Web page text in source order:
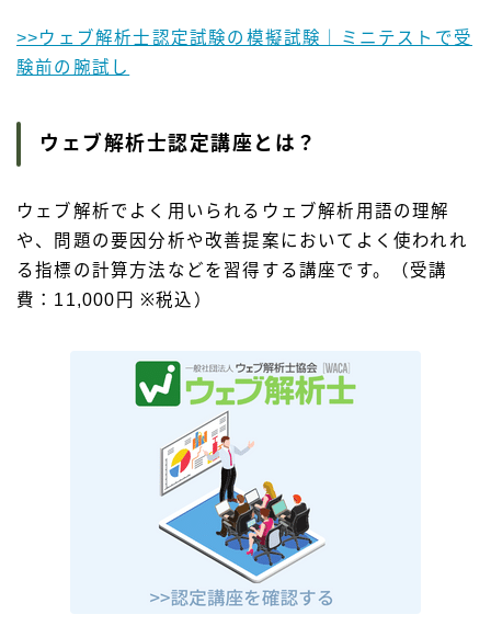
>>ウェブ解析士認定試験の模擬試験｜ミニテストで受
験前の腕試し
ウェブ解析士認定講座とは？
ウェブ解析でよく用いられるウェブ解析用語の理解
や、問題の要因分析や改善提案においてよく使われれ
る指標の計算方法などを習得する講座です。（受講
費：11,000円 ※税込）